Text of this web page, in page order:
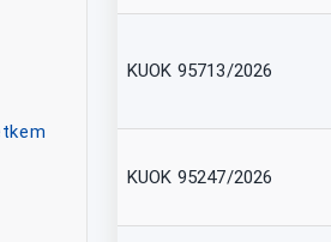
KUOK 95713/2026
KUOK 95247/2026